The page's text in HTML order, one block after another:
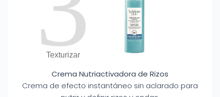
Texturizar
Crema Nutriactivadora de Rizos
Crema de efecto instantáneo sin aclarado para